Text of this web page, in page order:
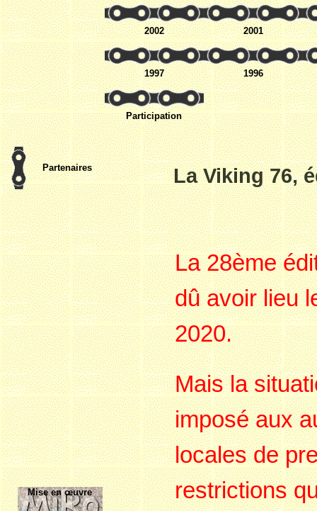
2002 2001
1997 1996
Participation
Partenaires
Mise en œuvre
La Viking 76,
La 28ème
dû avoir lieu
2020.
Mais la
imposé aux
locales de
restrictions